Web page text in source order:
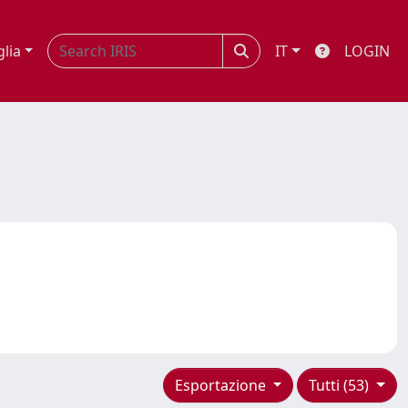
IT LOGIN
Tutti (53)
Esportazione